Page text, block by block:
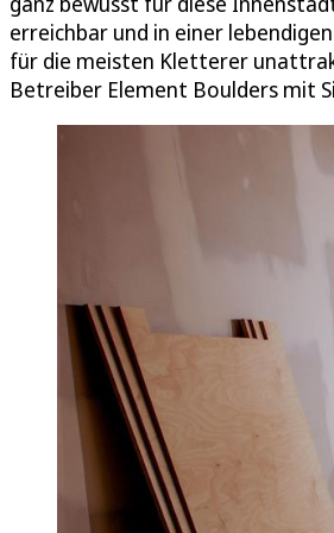
erreichbar und in einer
für die meisten Kletterer
Betreiber Element Boulders mit